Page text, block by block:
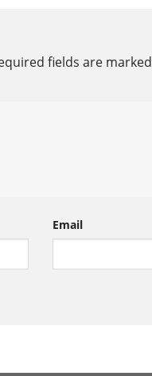
fields are marked
Email